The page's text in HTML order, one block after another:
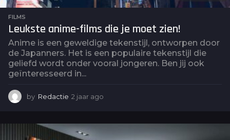
FILMS
Leukste anime-films die je moet zien!
Anime is een geweldige tekenstijl, ontworpen door
de Japanners. Het is een populaire tekenstijl die
geliefd wordt onder vooral jongeren. Ben jij ook
geïnteresseerd in...
by Redactie 2 jaar ago
a